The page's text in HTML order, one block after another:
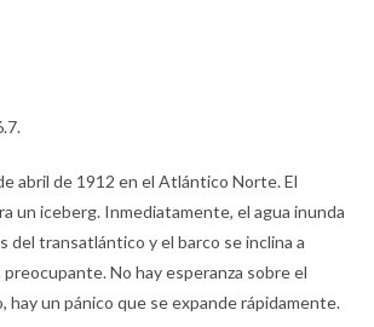
abril de 1912 en el Atlántico Norte. El
un iceberg. Inmediatamente, el agua inunda
del transatlántico y el barco se inclina a
No hay esperanza sobre el
hay un pánico que se expande rápidamente.